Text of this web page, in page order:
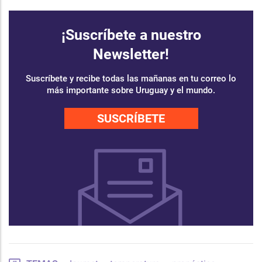
¡Suscríbete a nuestro
Newsletter!
Suscríbete y recibe todas las mañanas en tu correo lo
más importante sobre Uruguay y el mundo.
SUSCRÍBETE